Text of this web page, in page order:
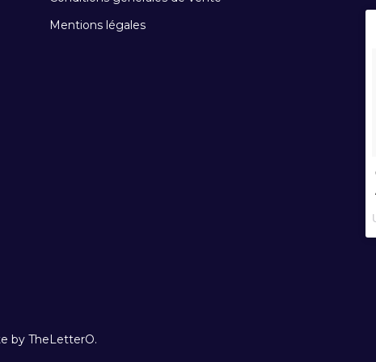
Mentions légales
by TheLetterO.